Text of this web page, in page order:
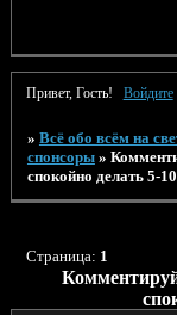
Привет, Гость! Войдите
» Всё обо всём на
спонсоры »
спокойно делать 5-
Страница: 1